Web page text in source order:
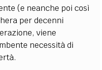
(e neanche poi così
per decenni
viene
necessità di